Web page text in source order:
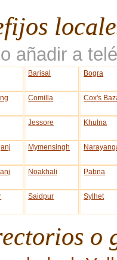
añadir a
Barisal Bogra
Comilla Cox's
Jessore Khulna
Mymensingh
Noakhali Pabna
Saidpur Sylhet
o